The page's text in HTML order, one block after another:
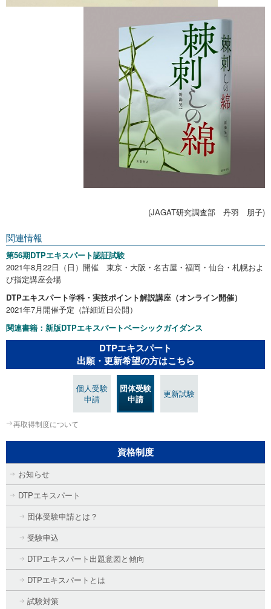
(JAGAT研究調査部 丹羽 朋子)
関連情報
第56期DTPエキスパート認証試験
2021年8月22日（日）開催 東京・大阪・名古屋・福岡・仙台・札幌およ
び指定講座会場
DTPエキスパート学科・実技ポイント解説講座（オンライン開催）
2021年7月開催予定（詳細近日公開）
関連書籍：新版DTPエキスパートベーシックガイダンス
DTPエキスパート
出願・更新希望の方はこちら
個人受験
申請
団体受験
申請
更新試験
再取得制度について
資格制度
お知らせ
DTPエキスパート
団体受験申請とは？
受験申込
DTPエキスパート出題意図と傾向
DTPエキスパートとは
試験対策